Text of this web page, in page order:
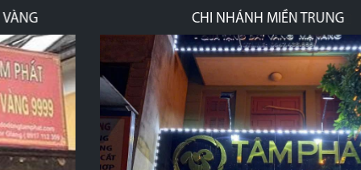
CHI NHÁNH MIỀN TRUNG